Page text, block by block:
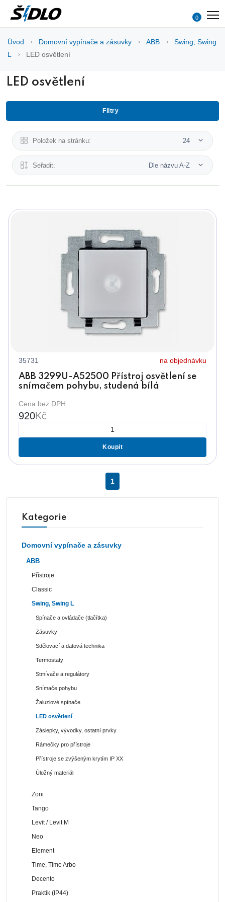
0
Úvod Domovní vypínače a zásuvky ABB
Swing, Swing
L
LED osvětlení
LED osvětlení
Filtry
Položek na stránku: 24
Seřadit: Dle názvu A-Z
35731 na objednávku
ABB 3299U-A52500 Přístroj osvětlení se
snímačem pohybu, studená bílá
Cena bez DPH
920Kč
Koupit
1
Kategorie
Domovní vypínače a zásuvky
ABB
Přístroje
Classic
Swing, Swing L
Spínače a ovládače (tlačítka)
Zásuvky
Sdělovací a datová technika
Termostaty
Stmívače a regulátory
Snímače pohybu
Žaluziové spínače
LED osvětlení
Záslepky, vývodky, ostatní prvky
Rámečky pro přístroje
Přístroje se zvýšeným krytím IP XX
Úložný materiál
Zoni
Tango
Levit / Levit M
Neo
Element
Time, Time Arbo
Decento
Praktik (IP44)